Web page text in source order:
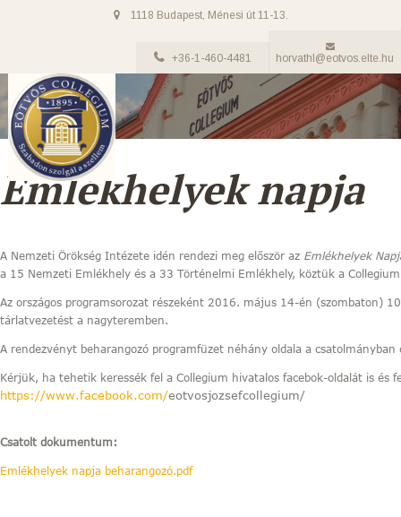
1118 Budapest, Ménesi út 11-13.
+36-1-460-4481 horvathl@eotvos.elte.hu
Emlékhelyek napja
A Nemzeti Örökség Intézete idén rendezi meg először az Emlékhelyek
a 15 Nemzeti Emlékhely és a 33 Történelmi Emlékhely, köztük a
Az országos programsorozat részeként 2016. május 14-én (szombaton)
tárlatvezetést a nagyteremben.
A rendezvényt beharangozó programfüzet néhány oldala a csatolmányban
Kérjük, ha tehetik keressék fel a Collegium hivatalos facebok-oldalát is és
https://www.facebook.com/eotvosjozsefcollegium/
Csatolt dokumentum:
Emlékhelyek napja beharangozó.pdf